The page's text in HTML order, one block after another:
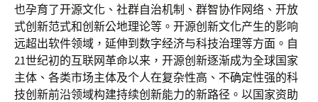
也孕育了开源文化、社群自治机制、群智协作网络、开放
式创新范式和创新公地理论等。开源创新文化产生的影响
远超出软件领域，延伸到数字经济与科技治理等方面。自
21世纪初的互联网革命以来，开源创新逐渐成为全球国家
主体、各类市场主体及个人在复杂性高、不确定性强的科
技创新前沿领域构建持续创新能力的新路径。以国家资助